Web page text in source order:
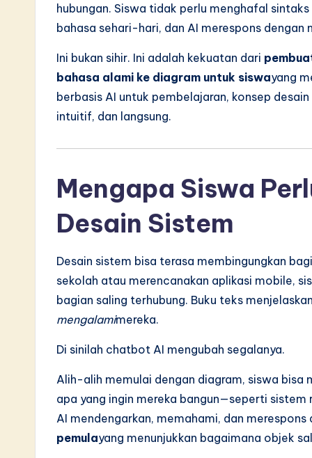
si
A
hubungan. Siswa tidak perlu menghafal
bahasa sehari-hari, dan AI merespons dengan
Ini bukan sihir. Ini adalah kekuatan dari
bahasa alami ke diagram untuk siswayang
berbasis AI untuk pembelajaran, konsep
intuitif, dan langsung.
Mengapa Siswa
Desain Sistem
Desain sistem bisa terasa membingungkan
sekolah atau merencanakan aplikasi mobile,
bagian saling terhubung. Buku teks
mengalamimereka.
Di sinilah chatbot AI mengubah segalanya.
Alih-alih memulai dengan diagram, siswa bisa
apa yang ingin mereka bangun—seperti sistem
AI mendengarkan, memahami, dan merespons
pemulayang menunjukkan bagaimana objek